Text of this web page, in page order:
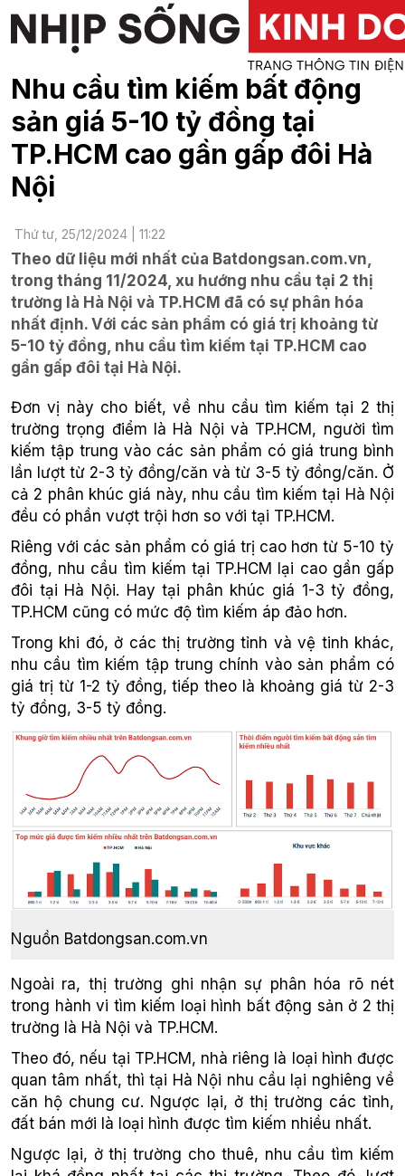
Nhu cầu tìm kiếm bất động
sản giá 5-10 tỷ đồng tại
TP.HCM cao gần gấp đôi Hà
Nội
Thứ tư, 25/12/2024 | 11:22
Theo dữ liệu mới nhất của Batdongsan.com.vn,
trong tháng 11/2024, xu hướng nhu cầu tại 2 thị
trường là Hà Nội và TP.HCM đã có sự phân hóa
nhất định. Với các sản phẩm có giá trị khoảng từ
5-10 tỷ đồng, nhu cầu tìm kiếm tại TP.HCM cao
gần gấp đôi tại Hà Nội.
Đơn vị này cho biết, về nhu cầu tìm kiếm tại 2 thị
trường trọng điểm là Hà Nội và TP.HCM, người tìm
kiếm tập trung vào các sản phẩm có giá trung bình
lần lượt từ 2-3 tỷ đồng/căn và từ 3-5 tỷ đồng/căn. Ở
cả 2 phân khúc giá này, nhu cầu tìm kiếm tại Hà Nội
đều có phần vượt trội hơn so với tại TP.HCM.
Riêng với các sản phẩm có giá trị cao hơn từ 5-10 tỷ
đồng, nhu cầu tìm kiếm tại TP.HCM lại cao gần gấp
đôi tại Hà Nội. Hay tại phân khúc giá 1-3 tỷ đồng,
TP.HCM cũng có mức độ tìm kiếm áp đảo hơn.
Trong khi đó, ở các thị trường tỉnh và vệ tinh khác,
nhu cầu tìm kiếm tập trung chính vào sản phẩm có
giá trị từ 1-2 tỷ đồng, tiếp theo là khoảng giá từ 2-3
tỷ đồng, 3-5 tỷ đồng.
Nguồn Batdongsan.com.vn
Ngoài ra, thị trường ghi nhận sự phân hóa rõ nét
trong hành vi tìm kiếm loại hình bất động sản ở 2 thị
trường là Hà Nội và TP.HCM.
Theo đó, nếu tại TP.HCM, nhà riêng là loại hình được
quan tâm nhất, thì tại Hà Nội nhu cầu lại nghiêng về
căn hộ chung cư. Ngược lại, ở thị trường các tỉnh,
đất bán mới là loại hình được tìm kiếm nhiều nhất.
Ngược lại, ở thị trường cho thuê, nhu cầu tìm kiếm